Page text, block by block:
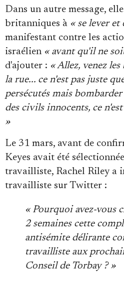
Dans un autre message,
britanniques à « se lever et
manifestant contre les
israélien « avant qu'il ne
d'ajouter : « Allez, venez
la rue... ce n'est pas juste
persécutés mais
des civils innocents, ce
»
Le 31 mars, avant de
Keyes avait été
travailliste, Rachel Riley a
travailliste sur Twitter :
« Pourquoi avez-vous
2 semaines cette
antisémite délirante
travailliste aux
Conseil de Torbay ? »